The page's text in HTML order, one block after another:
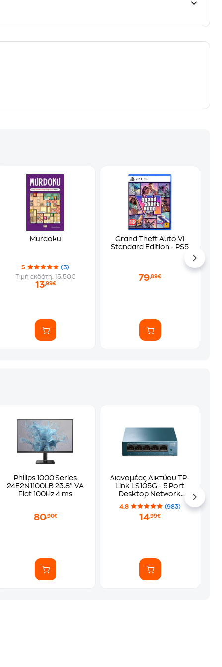
Murdoku
5
(3)
Τιμή εκδότη: 15.50€
13,99€
Grand Theft Auto VI
Standard Edition - PS5
79,89€
Philips 1000 Series
24E2N1100LB 23.8'' VA
Flat 100Hz 4 ms
80,90€
Διανομέας Δικτύου TP-
Link LS105G - 5 Port
Desktop Network
Switch
4.8 (983)
14,99€